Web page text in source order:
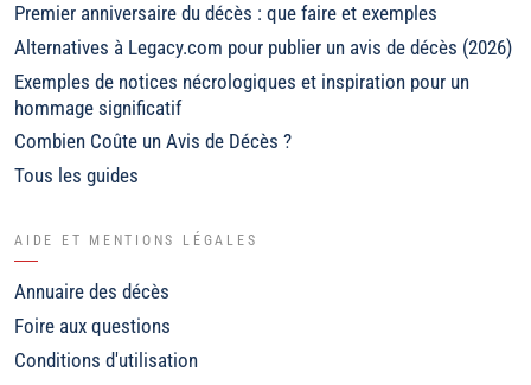
Premier anniversaire du décès : que faire et exemples
Alternatives à Legacy.com pour publier un avis de décès (2026)
Exemples de notices nécrologiques et inspiration pour un
hommage significatif
Combien Coûte un Avis de Décès ?
Tous les guides
AIDE ET MENTIONS LÉGALES
Annuaire des décès
Foire aux questions
Conditions d'utilisation